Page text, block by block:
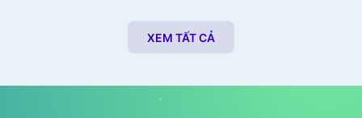
XEM TẤT CẢ